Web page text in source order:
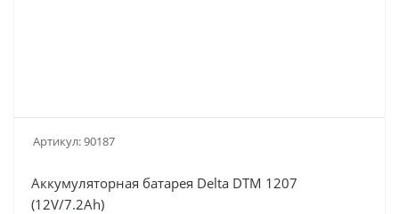
Артикул:90187
Аккумуляторная батарея Delta DTM 1207
(12V/7.2Ah)